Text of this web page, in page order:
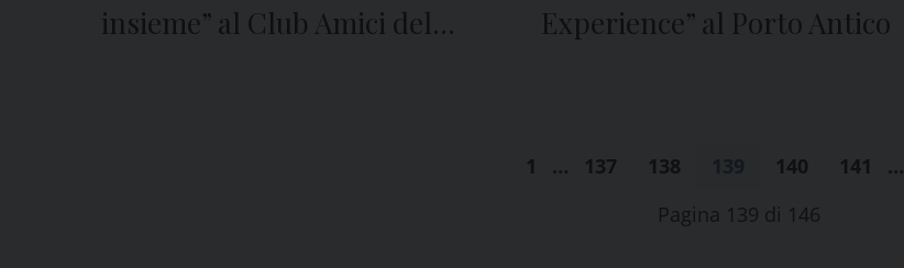
insieme” al Club Amici del
Experience” al Porto Antico
1 … 137 138 140 141 …
Pagina 139 di 146